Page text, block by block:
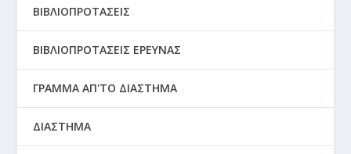
ΒΙΒΛΙΟΠΡΟΤΑΣΕΙΣ
ΒΙΒΛΙΟΠΡΟΤΑΣΕΙΣ ΕΡΕΥΝΑΣ
ΓΡΑΜΜΑ ΑΠ'ΤΟ ΔΙΑΣΤΗΜΑ
ΔΙΑΣΤΗΜΑ